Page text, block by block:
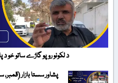
د لکونو روپو گاڑے ساتو خو
پشاور سستا بازار